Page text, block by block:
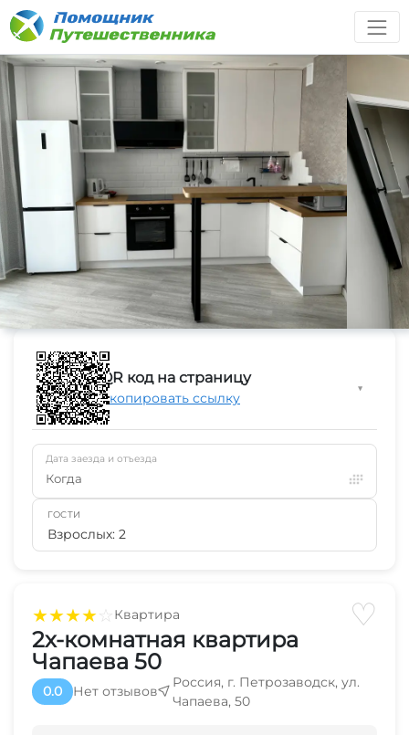
★★★★☆Квартира ♡
2х-комнатная квартира
Чапаева 50
0.0 Нет отзывов
Россия, г. Петрозаводск, ул.
Чапаева, 50
QR код на страницу
Скопировать ссылку
▼
Дата заезда и отъезда
Когда
ГОСТИ
Взрослых: 2